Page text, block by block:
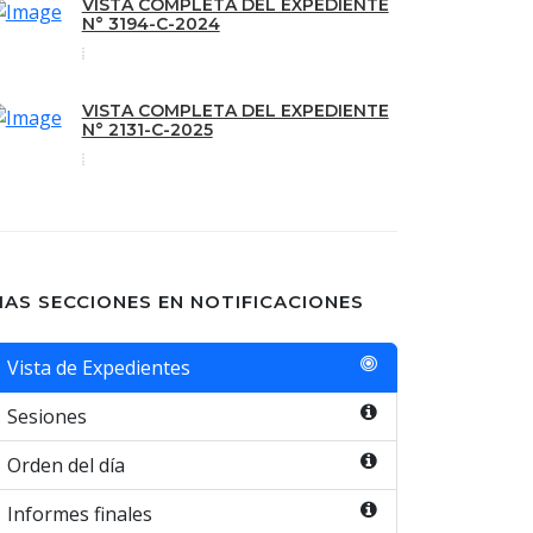
VISTA COMPLETA DEL EXPEDIENTE
N° 3194-C-2024
VISTA COMPLETA DEL EXPEDIENTE
N° 2131-C-2025
SECCIONES EN NOTIFICACIONES
Vista de Expedientes
Sesiones
Orden del día
Informes finales